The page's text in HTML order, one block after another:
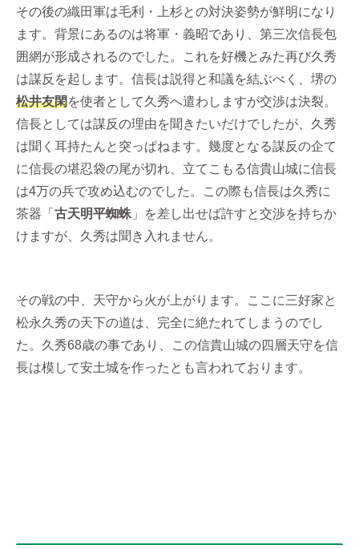
その後の織田軍は毛利・上杉との対決姿勢が鮮明になり
ます。背景にあるのは将軍・義昭であり、第三次信長包
囲網が形成されるのでした。これを好機とみた再び久秀
は謀反を起します。信長は説得と和議を結ぶべく、堺の
松井友閑を使者として久秀へ遣わしますが交渉は決裂。
信長としては謀反の理由を聞きたいだけでしたが、久秀
は聞く耳持たんと突っぱねます。幾度となる謀反の企て
に信長の堪忍袋の尾が切れ、立てこもる信貴山城に信長
は4万の兵で攻め込むのでした。この際も信長は久秀に
茶器「 古天明平蜘蛛 」を差し出せば許すと交渉を持ちか
けますが、久秀は聞き入れません。
その戦の中、天守から火が上がります。ここに三好家と
松永久秀の天下の道は、完全に絶たれてしまうのでし
た。久秀68歳の事であり、この信貴山城の四層天守を信
長は模して安土城を作ったとも言われております。